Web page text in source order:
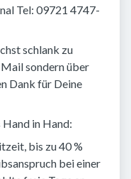
Tel: 09721 4747-
schlank zu
sondern über
Dank für Deine
in Hand:
bis zu 40 %
bei einer